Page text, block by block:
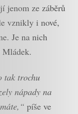
jenom ze záběrů
vznikly i nové,
Je na nich
Mládek.
tak trochu
nápady na
píše ve